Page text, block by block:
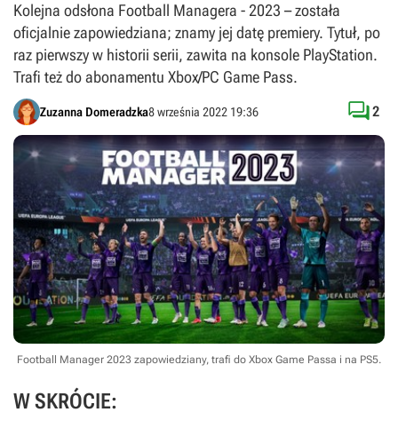
Kolejna odsłona Football Managera - 2023 – została
oficjalnie zapowiedziana; znamy jej datę premiery. Tytuł, po
raz pierwszy w historii serii, zawita na konsole PlayStation.
Trafi też do abonamentu Xbox/PC Game Pass.
Zuzanna Domeradzka8 września 2022 19:36 2
Football Manager 2023 zapowiedziany, trafi do Xbox Game Passa i na PS5.
W SKRÓCIE: